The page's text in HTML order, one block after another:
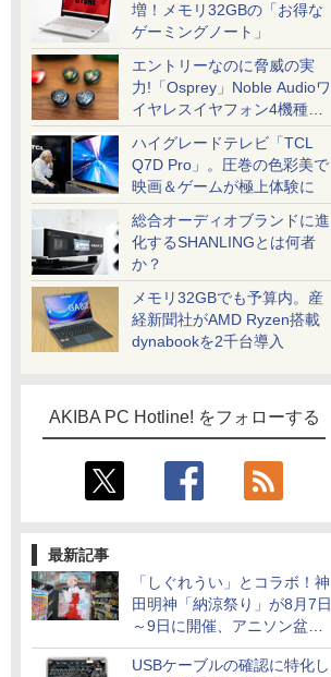
増！メモリ32GBの「お得な
ゲーミングノート」
エントリーなのに脅威の実
力!「Osprey」Noble Audioワ
イヤレスイヤフォン4機種を
一気に聴く
ハイグレードテレビ「TCL
Q7D Pro」。圧巻の色彩美で
映画＆ゲームが極上体験に
総合オーディオブランドに進
化するSHANLINGとは何者
か？
メモリ32GBでも予算内。産
経新聞社がAMD Ryzen搭載
dynabookを2千台導入
AKIBA PC Hotline! をフォローする
最新記事
「しぐれうい」とコラボ！神
田明神「納涼祭り」が8月7日
～9日に開催、アニソン盆踊
りや屋台グルメなどもあり
USBケーブルの確認に特化し